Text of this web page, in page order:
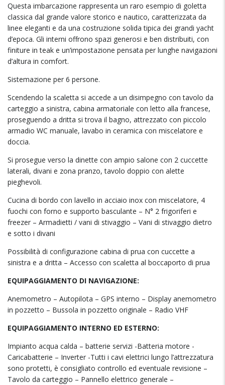
Questa imbarcazione rappresenta un raro esempio di goletta
classica dal grande valore storico e nautico, caratterizzata da
linee eleganti e da una costruzione solida tipica dei grandi yacht
d’epoca. Gli interni offrono spazi generosi e ben distribuiti, con
finiture in teak e un’impostazione pensata per lunghe navigazioni
d’altura in comfort.
Sistemazione per 6 persone.
Scendendo la scaletta si accede a un disimpegno con tavolo da
carteggio a sinistra, cabina armatoriale con letto alla francese,
proseguendo a dritta si trova il bagno, attrezzato con piccolo
armadio WC manuale, lavabo in ceramica con miscelatore e
doccia.
Si prosegue verso la dinette con ampio salone con 2 cuccette
laterali, divani e zona pranzo, tavolo doppio con alette
pieghevoli.
Cucina di bordo con lavello in acciaio inox con miscelatore, 4
fuochi con forno e supporto basculante – N° 2 frigoriferi e
freezer – Armadietti / vani di stivaggio – Vani di stivaggio dietro
e sotto i divani
Possibilità di configurazione cabina di prua con cuccette a
sinistra e a dritta – Accesso con scaletta al boccaporto di prua
EQUIPAGGIAMENTO DI NAVIGAZIONE:
Anemometro – Autopilota – GPS interno – Display anemometro
in pozzetto – Bussola in pozzetto originale – Radio VHF
EQUIPAGGIAMENTO INTERNO ED ESTERNO:
Impianto acqua calda – batterie servizi -Batteria motore -
Caricabatterie – Inverter -Tutti i cavi elettrici lungo l’attrezzatura
sono protetti, è consigliato controllo ed eventuale revisione –
Tavolo da carteggio – Pannello elettrico generale –